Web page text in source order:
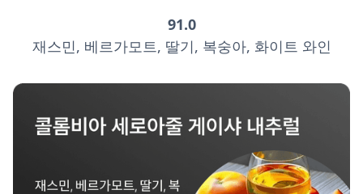
91.0
재스민, 베르가모트, 딸기, 복숭아, 화이트 와인